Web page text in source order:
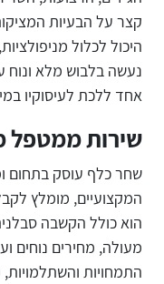
קצר על הבעיות
היכול לכלול
נעשה בלבוש מלא ונוח
אחד ללכת לעיסוקיו
שירות ממטפל
שחר כלף עוסק בתחום
המקצועיים, מומלץ
הוא כולל הקשבה
מעולה, מחירים נוחים
התמחויות